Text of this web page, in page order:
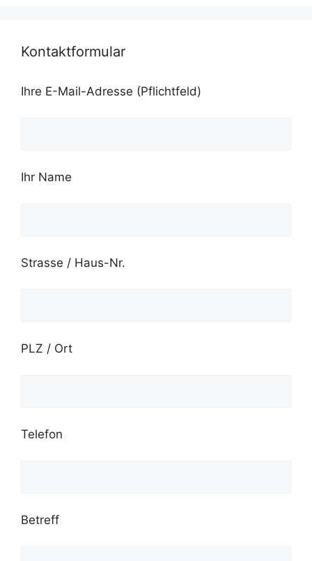
Kontaktformular
Ihre E-Mail-Adresse (Pflichtfeld)
Ihr Name
Strasse / Haus-Nr.
PLZ / Ort
Telefon
Betreff